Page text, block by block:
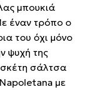
μπουκιά
έναν τρόπο ο
του όχι μόνο
ψυχή της
σκέτη σάλτσα
με